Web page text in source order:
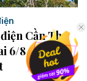
Cần Thơ
6/8 cập nhật